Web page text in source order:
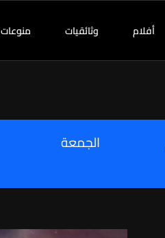
أفلام وثائقيات منوعات
الجمعة